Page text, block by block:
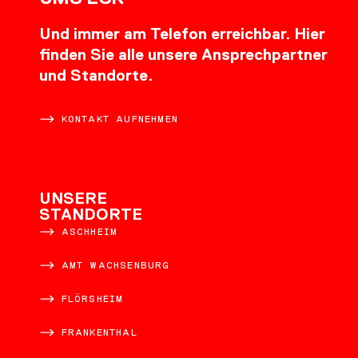
Und immer am Telefon erreichbar. Hier
finden Sie alle unsere Ansprechpartner
und Standorte.
KONTAKT AUFNEHMEN
UNSERE
STANDORTE
ASCHHEIM
AMT WACHSENBURG
FLÖRSHEIM
FRANKENTHAL